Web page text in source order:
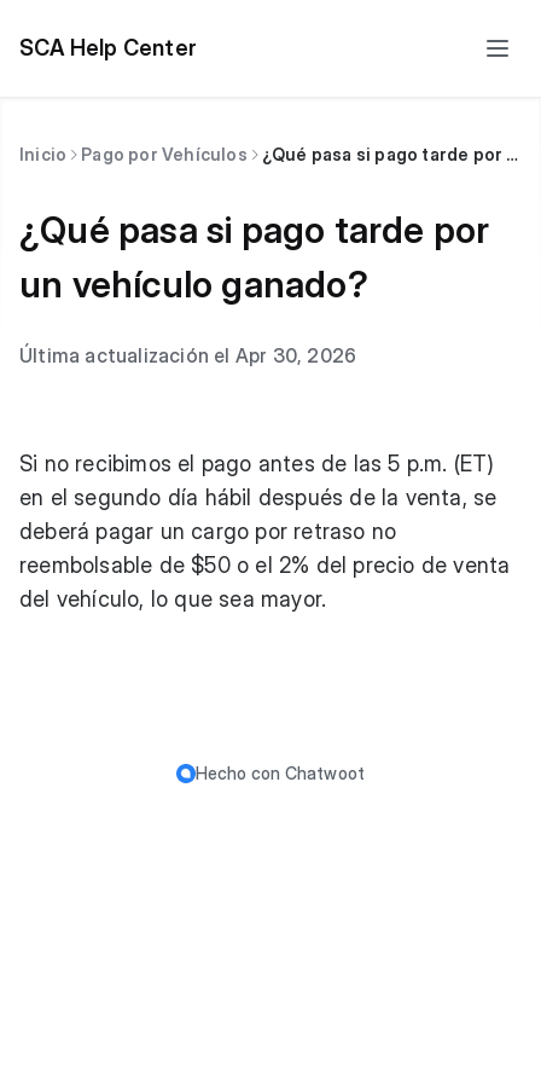
SCA Help Center
Inicio Pago por Vehículos ¿Qué pasa si pago tarde por un vehículo ganado?
¿Qué pasa si pago tarde por
un vehículo ganado?
Última actualización el Apr 30, 2026
Si no recibimos el pago antes de las 5 p.m. (ET)
en el segundo día hábil después de la venta, se
deberá pagar un cargo por retraso no
reembolsable de $50 o el 2% del precio de venta
del vehículo, lo que sea mayor.
Hecho con Chatwoot